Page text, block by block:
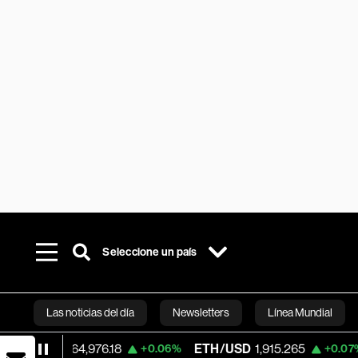
Seleccione un país
Las noticias del día Newsletters Línea Mundial
Bloomberg
64,976.18 +0.06% ETH/USD 1,915.265 +0.07% Visa